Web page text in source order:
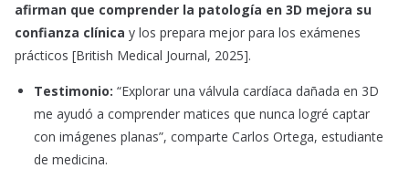
afirman que comprender la patología en 3D mejora su
confianza clínica y los prepara mejor para los exámenes
prácticos [British Medical Journal, 2025].
Testimonio: “Explorar una válvula cardíaca dañada en 3D
me ayudó a comprender matices que nunca logré captar
con imágenes planas”, comparte Carlos Ortega, estudiante
de medicina.